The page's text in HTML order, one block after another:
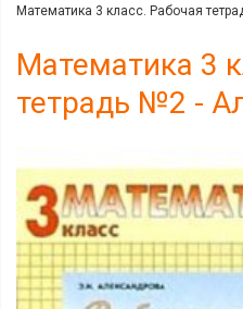
Математика 3 класс. Рабочая
Математика 3
тетрадь №2 -